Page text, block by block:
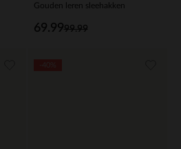
Gouden leren sleehakken
99.99
69.99